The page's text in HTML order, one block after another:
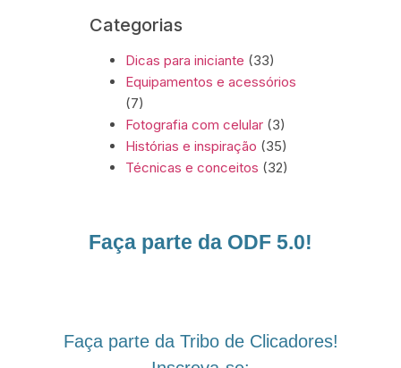
Categorias
Dicas para iniciante (33)
Equipamentos e acessórios
(7)
Fotografia com celular (3)
Histórias e inspiração (35)
Técnicas e conceitos (32)
Faça parte da ODF 5.0!
Faça parte da Tribo de Clicadores!